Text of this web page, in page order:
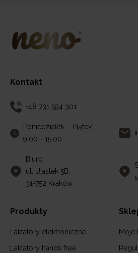
Kontakt
+48 731 594 301
Poniedziałek – Piątek
9:00 - 15:00
Biuro
ul. Ujastek 5B,
31-752 Kraków
Produkty
Laktatory elektroniczne
Laktatory hands free
Moje